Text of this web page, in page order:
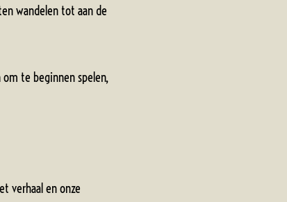
wandelen tot aan de
te beginnen spelen,
verhaal en onze